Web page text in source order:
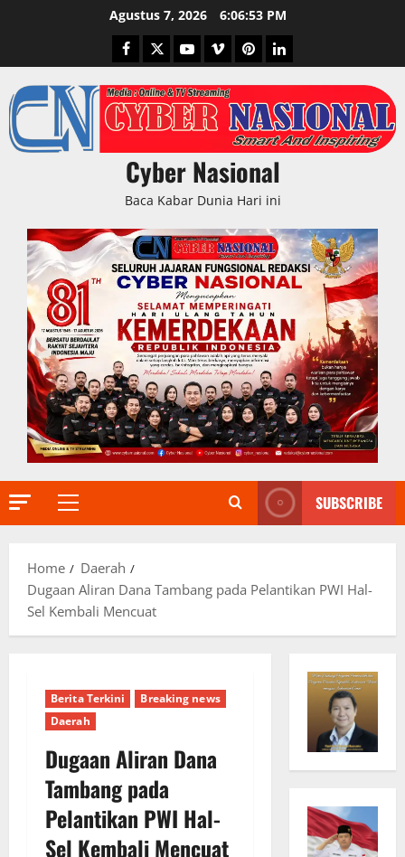
Agustus 7, 2026 6:06:54 PM
Facebook
TwitterYoutubeVimeoPinterestLinkedIn
Cyber Nasional
Baca Kabar Dunia Hari ini
Primary
SUBSCRIBE
Home
Daerah
Dugaan Aliran Dana Tambang pada Pelantikan PWI Hal-
Sel Kembali Mencuat
Berita Terkini
Breaking news
Daerah
Dugaan Aliran Dana
Tambang pada
Pelantikan PWI Hal-
Sel Kembali Mencuat